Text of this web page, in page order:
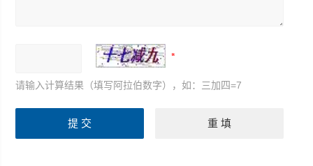
请输入计算结果（填写阿拉伯数字），如：三加四=7